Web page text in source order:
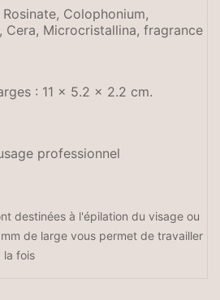
Colophonium,
Cera, Microcristallina, fragrance
: 11 x 5.2 x 2.2 cm.
professionnel
destinées à l'épilation du visage ou
de large vous permet de travailler
la fois